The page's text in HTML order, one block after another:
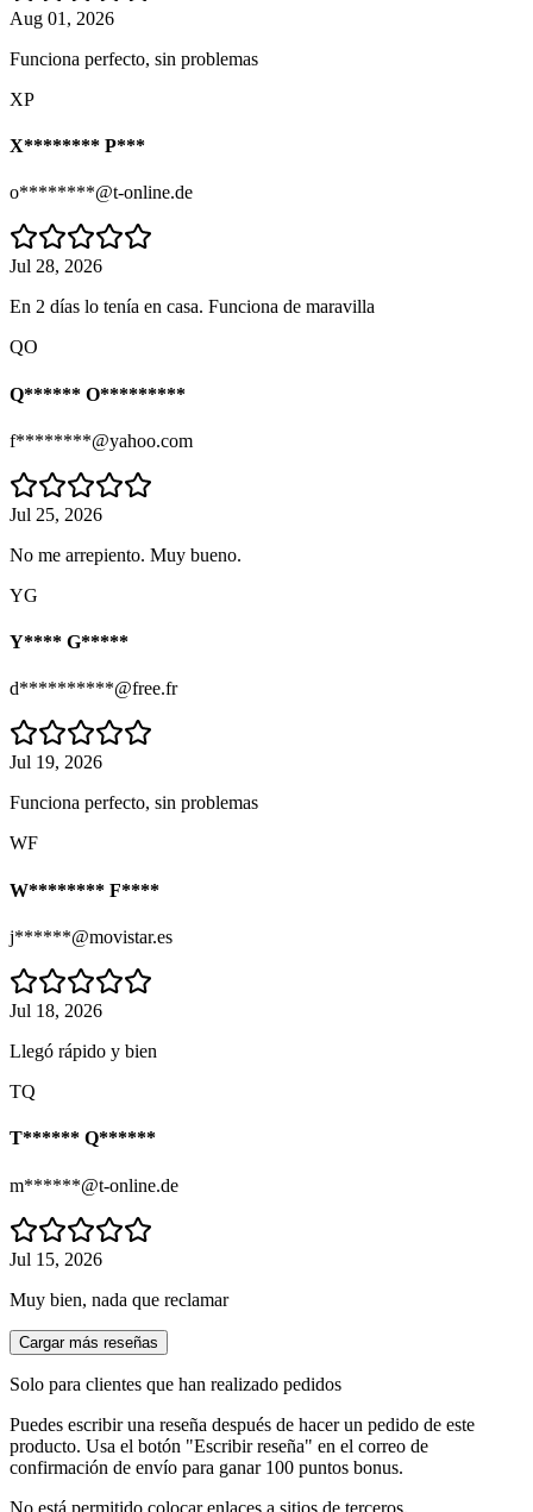
Aug 01, 2026
Funciona perfecto, sin problemas
XP
X******** P***
o********@t-online.de
Jul 28, 2026
En 2 días lo tenía en casa. Funciona de maravilla
QO
Q****** O*********
f********@yahoo.com
Jul 25, 2026
No me arrepiento. Muy bueno.
YG
Y**** G*****
d**********@free.fr
Jul 19, 2026
Funciona perfecto, sin problemas
WF
W******** F****
j******@movistar.es
Jul 18, 2026
Llegó rápido y bien
TQ
T****** Q******
m******@t-online.de
Jul 15, 2026
Muy bien, nada que reclamar
Cargar más reseñas
Solo para clientes que han realizado pedidos
Puedes escribir una reseña después de hacer un pedido de este
producto. Usa el botón "Escribir reseña" en el correo de
confirmación de envío para ganar 100 puntos bonus.
No está permitido colocar enlaces a sitios de terceros.